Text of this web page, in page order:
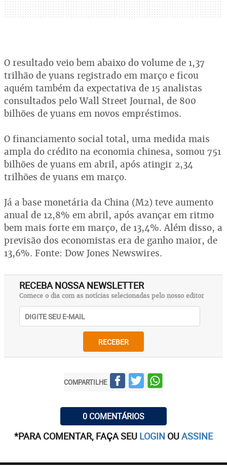
O resultado veio bem abaixo do volume de 1,37
trilhão de yuans registrado em março e ficou
aquém também da expectativa de 15 analistas
consultados pelo Wall Street Journal, de 800
bilhões de yuans em novos empréstimos.
O financiamento social total, uma medida mais
ampla do crédito na economia chinesa, somou 751
bilhões de yuans em abril, após atingir 2,34
trilhões de yuans em março.
Já a base monetária da China (M2) teve aumento
anual de 12,8% em abril, após avançar em ritmo
bem mais forte em março, de 13,4%. Além disso, a
previsão dos economistas era de ganho maior, de
13,6%. Fonte: Dow Jones Newswires.
RECEBA NOSSA NEWSLETTER
Comece o dia com as notícias selecionadas pelo nosso editor
RECEBER
COMPARTILHE
0 COMENTÁRIOS
*PARA COMENTAR, FAÇA SEU LOGIN OUASSINE